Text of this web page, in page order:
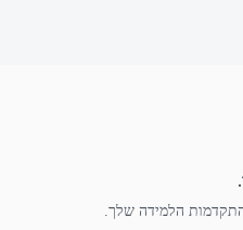
הלמידה שלך.